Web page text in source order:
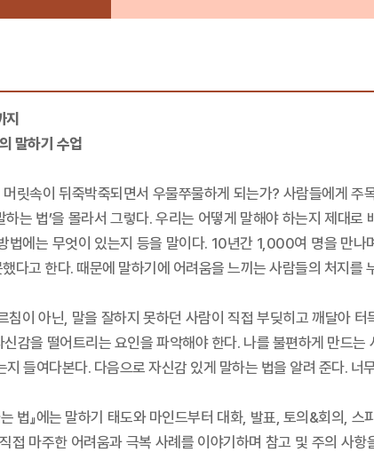
말하기 수업
릿속이 뒤죽박죽되면서 우물쭈물하게 되는가? 사람들에게
는 법’을 몰라서 그렇다. 우리는 어떻게 말해야 하는지 제대
법에는 무엇이 있는지 등을 말이다. 10년간 1,000여 명을 만나
다고 한다. 때문에 말하기에 어려움을 느끼는 사람들의 처지를
이 아닌, 말을 잘하지 못하던 사람이 직접 부딪히고 깨달아
감을 떨어트리는 요인을 파악해야 한다. 나를 불편하게 만드
들여다본다. 다음으로 자신감 있게 말하는 법을 알려 준다.
법』에는 말하기 태도와 마인드부터 대화, 발표, 토의&회의,
접 마주한 어려움과 극복 사례를 이야기하며 참고 및 주의 사